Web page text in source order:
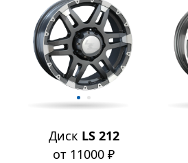
Диск LS 212
от 11000 ₽